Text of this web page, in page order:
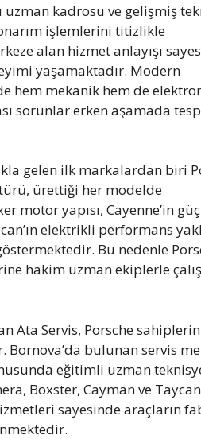
uzman kadrosu ve gelişmiş
işlemlerini titizlikle
alan hizmet anlayışı
yaşamaktadır. Modern
hem mekanik hem de
sorunlar erken aşamada
gelen ilk markalardan biri
ürettiği her modelde
motor yapısı, Cayenne’in
elektrikli performans
Bu nedenle
hakim uzman ekiplerle
Ata Servis, Porsche
bulunan servis
eğitimli uzman
Boxster, Cayman ve Taycan
sayesinde araçların